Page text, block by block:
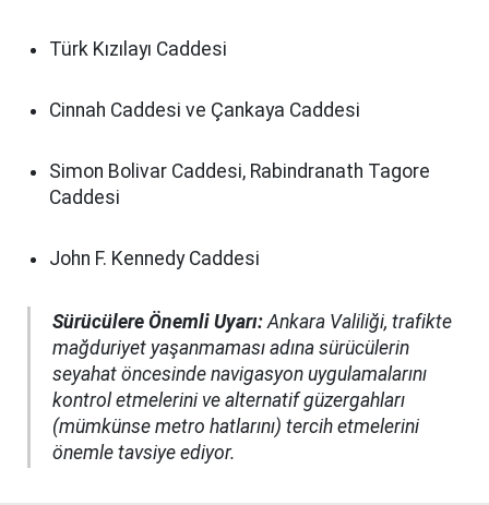
Türk Kızılayı Caddesi
Cinnah Caddesi ve Çankaya Caddesi
Simon Bolivar Caddesi, Rabindranath Tagore
Caddesi
John F. Kennedy Caddesi
Sürücülere Önemli Uyarı:Ankara Valiliği, trafikte
mağduriyet yaşanmaması adına sürücülerin
seyahat öncesinde navigasyon uygulamalarını
kontrol etmelerini ve alternatif güzergahları
(mümkünse metro hatlarını) tercih etmelerini
önemle tavsiye ediyor.